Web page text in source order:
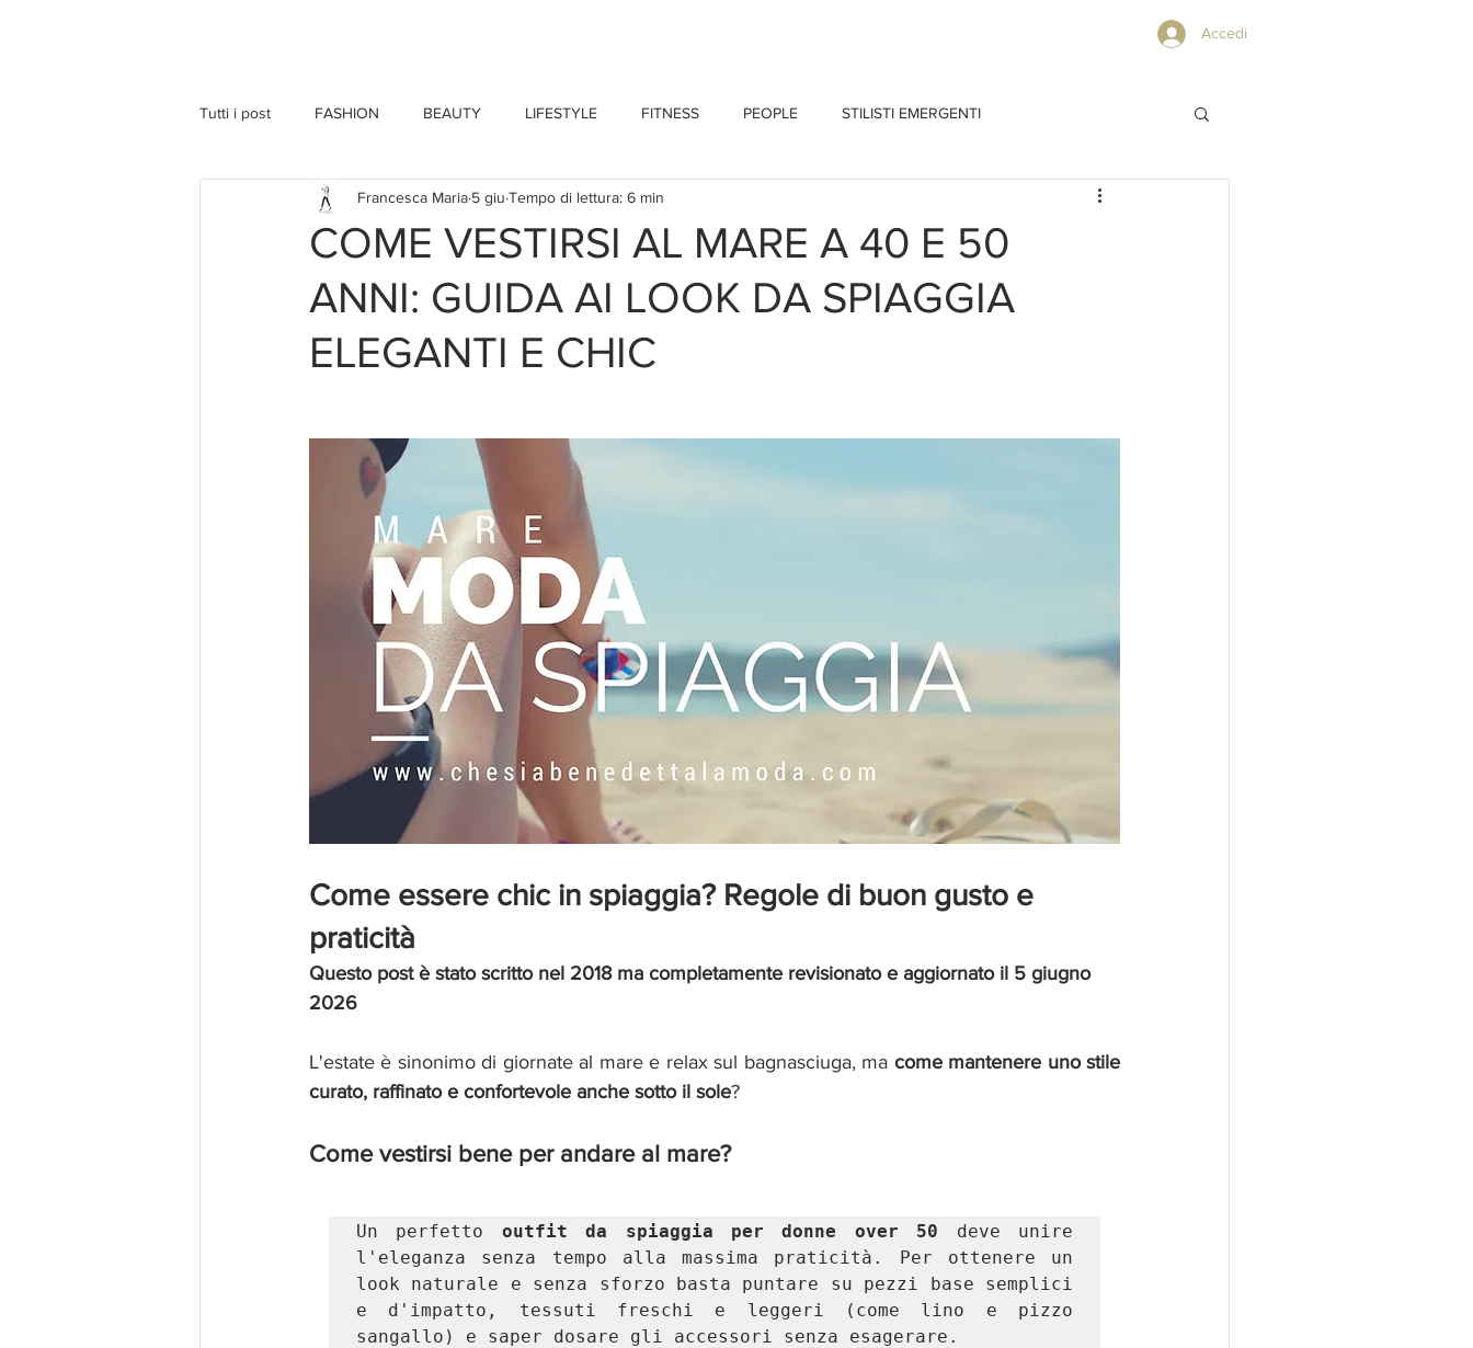
Accedi
Tutti i post FASHION BEAUTY LIFESTYLE FITNESS PEOPLE STILISTI EMERGENTI
COME VESTIRSI AL MARE A 40 E 50
ANNI: GUIDA AI LOOK DA SPIAGGIA
ELEGANTI E CHIC
Francesca Maria 5 giu Tempo di lettura: 6 min
Come essere chic in spiaggia? Regole di buon gusto e
praticità
Questo post è stato scritto nel 2018 ma completamente revisionato e aggiornato il 5 giugno
2026
L'estate è sinonimo di giornate al mare e relax sul bagnasciuga, ma come mantenere uno stile
curato, raffinato e confortevole anche sotto il sole?
Come vestirsi bene per andare al mare?
Un perfetto outfit da spiaggia per donne over 50 deve unire
l'eleganza senza tempo alla massima praticità. Per ottenere un
look naturale e senza sforzo basta puntare su pezzi base semplici
e d'impatto, tessuti freschi e leggeri (come lino e pizzo
sangallo) e saper dosare gli accessori senza esagerare.